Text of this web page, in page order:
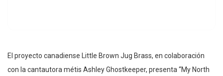
El proyecto canadiense Little Brown Jug Brass, en colaboración
con la cantautora métis Ashley Ghostkeeper, presenta “My North